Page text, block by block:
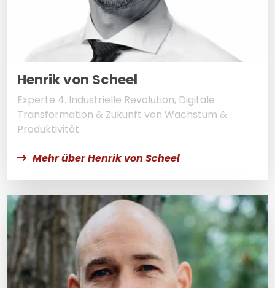
Henrik von Scheel
Experte 4. Industrielle Revolution, Digitale
Transformation & Zukunft von Wachstum &
Produktivität
Mehr über Henrik von Scheel